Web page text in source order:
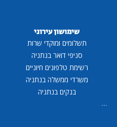
שימושון עירוני
תשלומים ומוקדי שרות
סניפי דואר בנתניה
רשימת טלפונים חיוניים
משרדי ממשלה בנתניה
בנקים בנתניה
...